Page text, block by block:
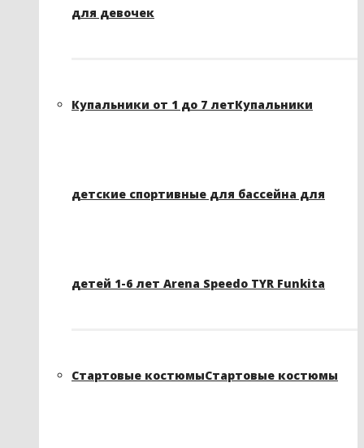
для девочек
Купальники от 1 до 7 летКупальники
детские спортивные для бассейна для
детей 1-6 лет Arena Speedo TYR Funkita
Стартовые костюмыСтартовые костюмы